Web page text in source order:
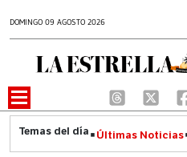
DOMINGO 09 AGOSTO 2026
Últimas Noticias